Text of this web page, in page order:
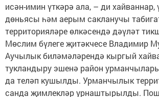
исән-имин үткәрә ала, – ди хайваннар,
дөньясы һәм аерым сакланучы
территорияләре өлкәсендә дәүләт
Мөслим бүлеге җитәкчесе Владимир
Аучылык биләмәләрендә кыргый
тукландыру эшенә район
да теләп кушылды. Урманчылык
санда җимлекләр урнаштырылды.